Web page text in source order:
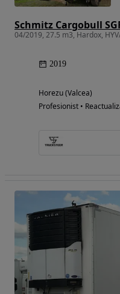
Schmitz Cargobull
2019
Horezu (Valcea)
Profesionist •